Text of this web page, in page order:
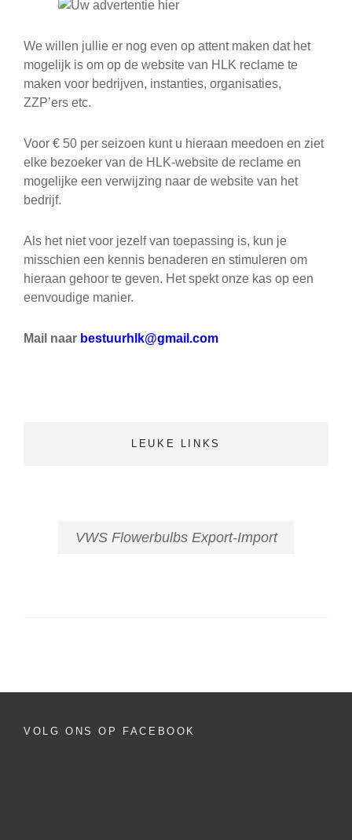
We willen jullie er nog even op attent maken dat het
mogelijk is om op de website van HLK reclame te
maken voor bedrijven, instanties, organisaties,
ZZP’ers etc.
Voor € 50 per seizoen kunt u hieraan meedoen en ziet
elke bezoeker van de HLK-website de reclame en
mogelijke een verwijzing naar de website van het
bedrijf.
Als het niet voor jezelf van toepassing is, kun je
misschien een kennis benaderen en stimuleren om
hieraan gehoor te geven. Het spekt onze kas op een
eenvoudige manier.
Mail naar bestuurhlk@gmail.com
LEUKE LINKS
VWS Flowerbulbs Export-Import
VOLG ONS OP FACEBOOK